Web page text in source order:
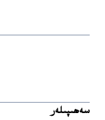
سەھىپىلەر